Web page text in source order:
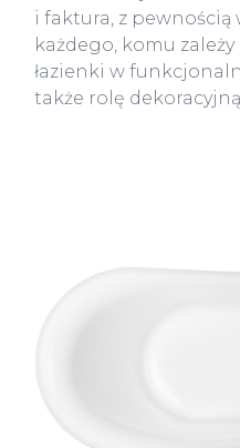
i faktura, z pewnością
każdego, komu
łazienki w
także rolę dekoracyjną.